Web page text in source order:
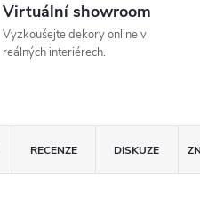
Virtuální showroom
Vyzkoušejte dekory online v
reálných interiérech.
RECENZE DISKUZE